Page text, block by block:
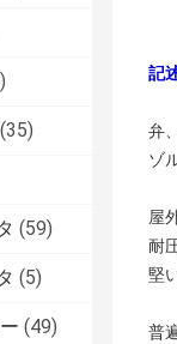
(35)
(59)
(5)
(49)
記
弁
ゾ
屋
耐
堅
普